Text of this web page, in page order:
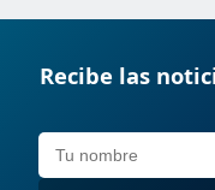
Recibe las